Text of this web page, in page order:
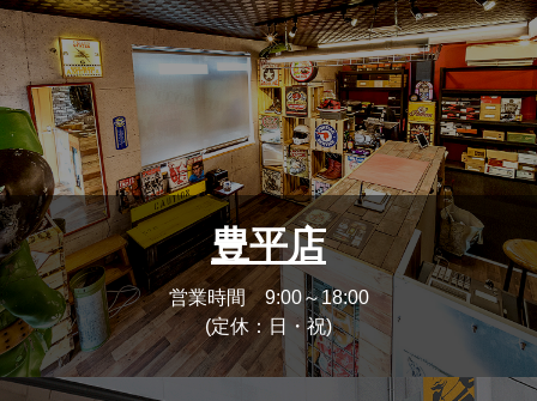
豊平店
営業時間 9:00～18:00
(定休：日・祝)